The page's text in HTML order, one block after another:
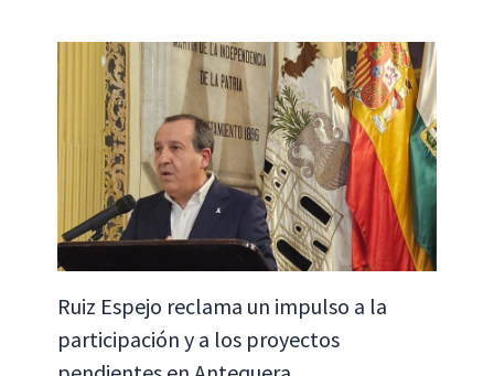
Ruiz Espejo reclama un impulso a la
participación y a los proyectos